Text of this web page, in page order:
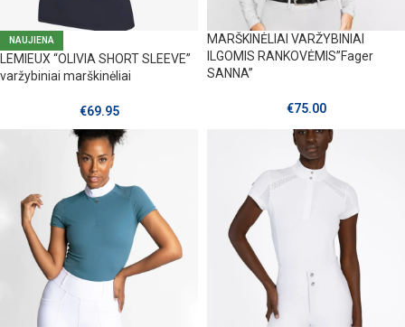
NAUJIENA
LEMIEUX “OLIVIA SHORT SLEEVE”
varžybiniai marškinėliai
€69.95
MARŠKINĖLIAI VARŽYBINIAI
ILGOMIS RANKOVĖMIS”Fager
SANNA”
€75.00